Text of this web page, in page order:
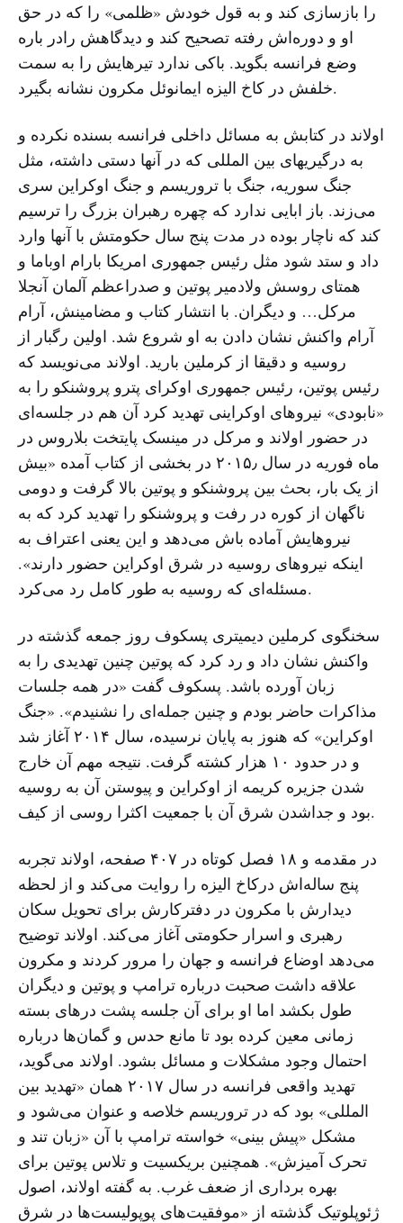
را بازسازی کند و به قول خودش «ظلمی» را که در حق
او و دوره‌اش رفته تصحیح کند و دیدگاهش رادر باره
وضع فرانسه بگوید. باکی ندارد تیرهایش را به سمت
خلفش در کاخ الیزه ایمانوئل مکرون نشانه بگیرد.
اولاند در کتابش به مسائل داخلی فرانسه بسنده نکرده و
به درگیریهای بین المللی که در آنها دستی داشته، مثل
جنگ سوریه، جنگ با تروریسم و جنگ اوکراین سری
می‌زند. باز ابایی ندارد که چهره رهبران بزرگ را ترسیم
کند که ناچار بوده در مدت پنج سال حکومتش با آنها وارد
داد و ستد شود مثل رئیس جمهوری امریکا بارام اوباما و
همتای روسش ولادمیر پوتین و صدراعظم آلمان آنجلا
مرکل… و دیگران. با انتشار کتاب و مضامینش، آرام
آرام واکنش‌ نشان دادن به او شروع شد. اولین رگبار از
روسیه و دقیقا از کرملین بارید. اولاند می‌نویسد که
رئیس پوتین، رئیس جمهوری اوکرای پترو پروشنکو را به
«نابودی» نیروهای اوکراینی تهدید کرد آن هم در جلسه‌ای
در حضور اولاند و مرکل در مینسک پایتخت بلاروس در
ماه فوریه در سال ۲۰۱۵٫ در بخشی از کتاب آمده «بیش
از یک بار، بحث بین پروشنکو و پوتین بالا گرفت و دومی
ناگهان از کوره در رفت و پروشنکو را تهدید کرد که به
نیروهایش آماده باش می‌دهد و این یعنی اعتراف به
اینکه نیروهای روسیه در شرق اوکراین حضور دارند».
مسئله‌ای که روسیه به طور کامل رد می‌کرد.
سخنگوی کرملین دیمیتری پسکوف روز جمعه گذشته در
واکنش نشان داد و رد کرد که پوتین چنین تهدیدی را به
زبان آورده باشد. پسکوف گفت «در همه جلسات
مذاکرات حاضر بودم و چنین جمله‌ای را نشنیدم». «جنگ
اوکراین» که هنوز به پایان نرسیده، سال ۲۰۱۴ آغاز شد
و در حدود ۱۰ هزار کشته گرفت. نتیجه مهم آن خارج
شدن جزیره کریمه از اوکراین و پیوستن آن به روسیه
بود و جداشدن شرق آن با جمعیت اکثرا روسی از کیف.
در مقدمه و ۱۸ فصل کوتاه در ۴۰۷ صفحه، اولاند تجربه
پنج ساله‌اش درکاخ الیزه را روایت می‌کند و از لحظه
دیدارش با مکرون در دفترکارش برای تحویل سکان
رهبری و اسرار حکومتی آغاز می‌کند. اولاند توضیح
می‌دهد اوضاع فرانسه و جهان را مرور کردند و مکرون
علاقه داشت صحبت درباره ترامپ و پوتین و دیگران
طول بکشد اما او برای آن جلسه پشت درهای بسته
زمانی معین کرده بود تا مانع حدس و گمان‌ها درباره
احتمال وجود مشکلات و مسائل بشود. اولاند می‌گوید،
تهدید واقعی فرانسه در سال ۲۰۱۷ همان «تهدید بین
المللی» بود که در تروریسم خلاصه و عنوان می‌شود و
مشکل «پیش بینی» خواسته ترامپ با آن «زبان تند و
تحرک آمیزش». همچنین بریکسیت و تلاس پوتین برای
بهره برداری از ضعف غرب. به گفته اولاند، اصول
ژئوپلوتیک گذشته از «موفقیت‌های پوپولیست‌ها در شرق